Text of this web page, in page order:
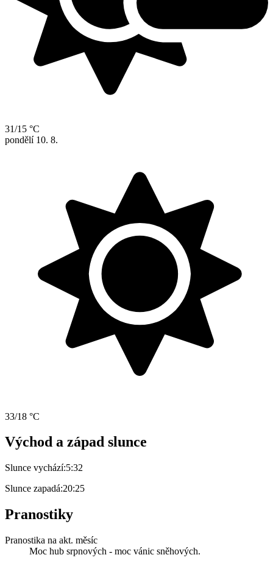
31/15 °C
pondělí 10. 8.
33/18 °C
Východ a západ slunce
Slunce vychází:5:32
Slunce zapadá:20:25
Pranostiky
Pranostika na akt. měsíc
Moc hub srpnových - moc vánic sněhových.